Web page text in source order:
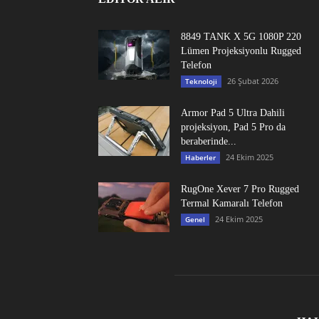
8849 TANK X 5G 1080P 220
Lümen Projeksiyonlu Rugged
Telefon
Teknoloji 26 Şubat 2026
Armor Pad 5 Ultra Dahili
projeksiyon, Pad 5 Pro da
beraberinde...
Haberler 24 Ekim 2025
RugOne Xever 7 Pro Rugged
Termal Kamaralı Telefon
Genel 24 Ekim 2025